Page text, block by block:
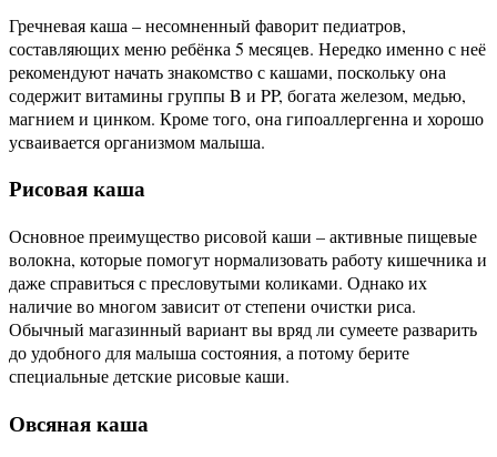
Гречневая каша – несомненный фаворит педиатров,
составляющих меню ребёнка 5 месяцев. Нередко именно с неё
рекомендуют начать знакомство с кашами, поскольку она
содержит витамины группы B и PP, богата железом, медью,
магнием и цинком. Кроме того, она гипоаллергенна и хорошо
усваивается организмом малыша.
Рисовая каша
Основное преимущество рисовой каши – активные пищевые
волокна, которые помогут нормализовать работу кишечника и
даже справиться с пресловутыми коликами. Однако их
наличие во многом зависит от степени очистки риса.
Обычный магазинный вариант вы вряд ли сумеете разварить
до удобного для малыша состояния, а потому берите
специальные детские рисовые каши.
Овсяная каша